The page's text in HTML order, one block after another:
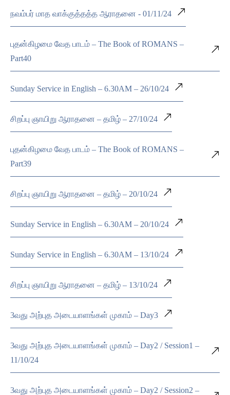
நவம்பர் மாத வாக்குத்தத்த ஆராதனை - 01/11/24
புதன்கிழமை வேத பாடம் – The Book of ROMANS –
Part40
Sunday Service in English – 6.30AM – 26/10/24
சிறப்பு ஞாயிறு ஆராதனை – தமிழ் – 27/10/24
புதன்கிழமை வேத பாடம் – The Book of ROMANS –
Part39
சிறப்பு ஞாயிறு ஆராதனை – தமிழ் – 20/10/24
Sunday Service in English – 6.30AM – 20/10/24
Sunday Service in English – 6.30AM – 13/10/24
சிறப்பு ஞாயிறு ஆராதனை – தமிழ் – 13/10/24
3வது அற்புத அடையாளங்கள் முகாம் – Day3
3வது அற்புத அடையாளங்கள் முகாம் – Day2 / Session1 –
11/10/24
3வது அற்புத அடையாளங்கள் முகாம் – Day2 / Session2 –